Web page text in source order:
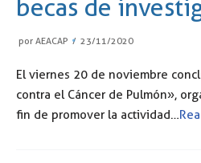
becas de
por AEACAP 23/11/2020
El viernes 20 de noviembre
contra el Cáncer de Pulmón»,
fin de promover la actividad…